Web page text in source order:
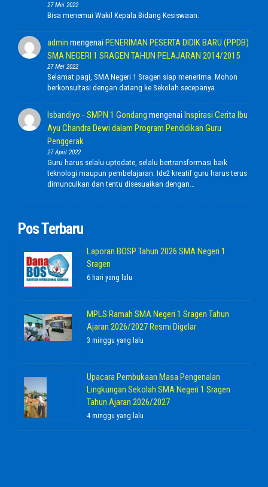
27 Mei 2022
Bisa menemui Wakil Kepala Bidang Kesiswaan.
admin mengenai PENERIMAN PESERTA DIDIK BARU (PPDB)
SMA NEGERI 1 SRAGEN TAHUN PELAJARAN 2014/2015
27 Mei 2022
Selamat pagi, SMA Negeri 1 Sragen siap menerima. Mohon
berkonsultasi dengan datang ke Sekolah secepanya.
Isbandiyo - SMPN 1 Gondang mengenai Inspirasi Cerita Ibu
Ayu Chandra Dewi dalam Program Pendidikan Guru
Penggerak
27 April 2022
Guru harus selalu uptodate, selalu bertransformasi baik
teknologi maupun pembelajaran. Ide2 kreatif guru harus terus
dimunculkan dan tentu disesuaikan dengan…
Pos Terbaru
Laporan BOSP Tahun 2026 SMA Negeri 1
Sragen
6 hari yang lalu
MPLS Ramah SMA Negeri 1 Sragen Tahun
Ajaran 2026/2027 Resmi Digelar
3 minggu yang lalu
Upacara Pembukaan Masa Pengenalan
Lingkungan Sekolah SMA Negeri 1 Sragen
Tahun Ajaran 2026/2027
4 minggu yang lalu